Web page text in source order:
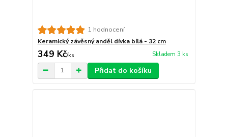
1 hodnocení
Keramický závěsný anděl dívka bílá - 32 cm
349 Kč/ks Skladem 3 ks
Přidat do košíku